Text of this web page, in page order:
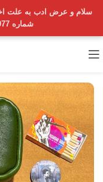
سلام و عرض ادب به علت
شماره 09352200077 امکان پذیر است.